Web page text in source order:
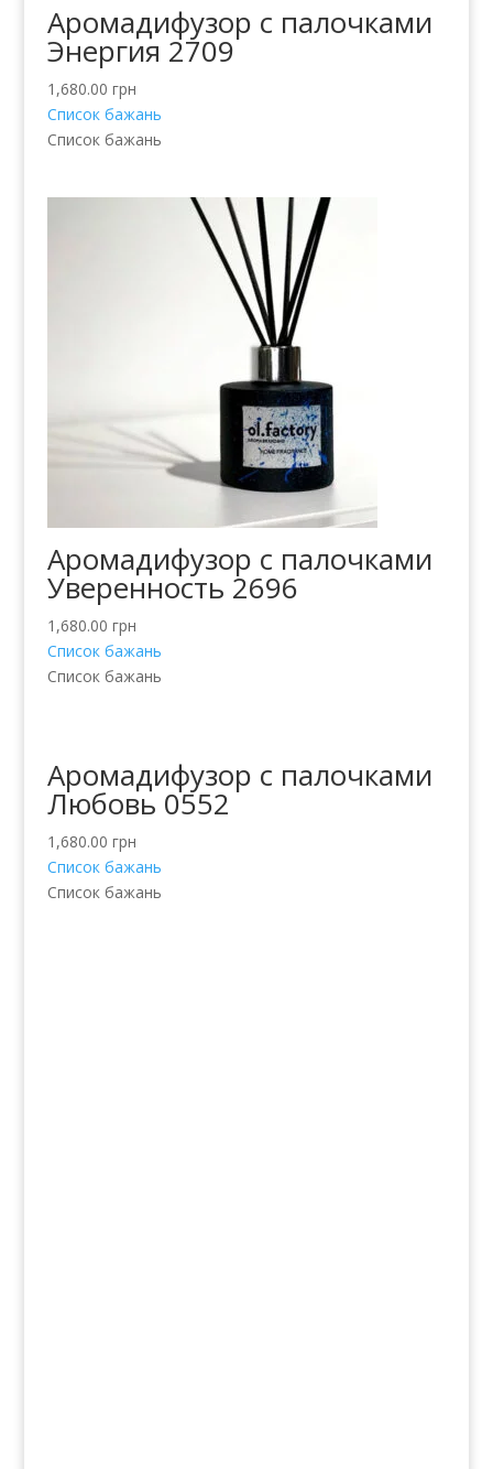
Аромадифузор с палочками
Энергия 2709
1,680.00 грн
Список бажань
Список бажань
Аромадифузор с палочками
Уверенность 2696
1,680.00 грн
Список бажань
Список бажань
Аромадифузор с палочками
Любовь 0552
1,680.00 грн
Список бажань
Список бажань